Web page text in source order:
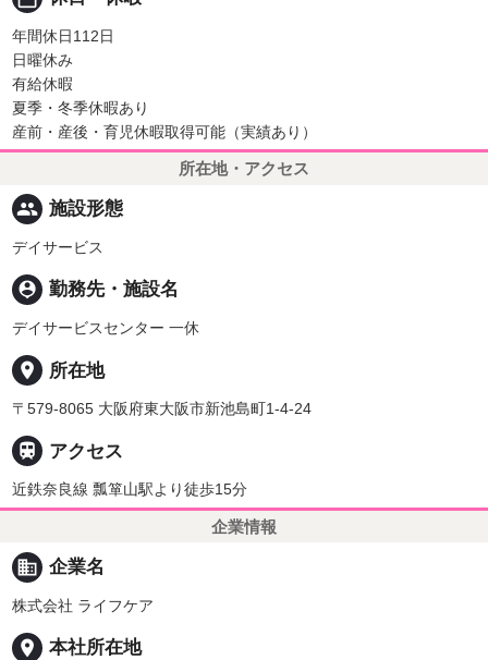
年間休日112日
日曜休み
有給休暇
夏季・冬季休暇あり
産前・産後・育児休暇取得可能（実績あり）
所在地・アクセス
people 施設形態
デイサービス
person_pin 勤務先・施設名
デイサービスセンター 一休
place 所在地
〒579-8065 大阪府東大阪市新池島町1-4-24
 アクセス
近鉄奈良線 瓢箪山駅より徒歩15分
企業情報
business 企業名
株式会社 ライフケア
place 本社所在地